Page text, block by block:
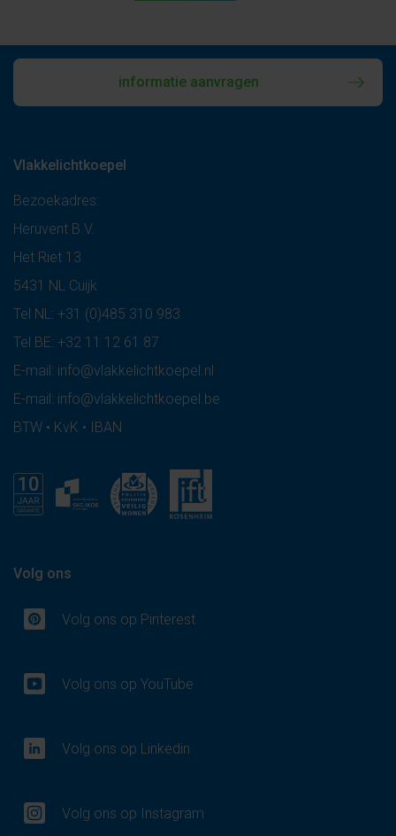
informatie aanvragen
Vlakkelichtkoepel
Bezoekadres:
Heruvent B.V.
Het Riet 13
5431 NL Cuijk
Tel NL: +31 (0)485 310 983
Tel BE: +32 11 12 61 87
E-mail: info@vlakkelichtkoepel.nl
E-mail: info@vlakkelichtkoepel.be
BTW • KvK • IBAN
Volg ons
Volg ons op Pinterest
Volg ons op YouTube
Volg ons op Linkedin
Volg ons op Instagram